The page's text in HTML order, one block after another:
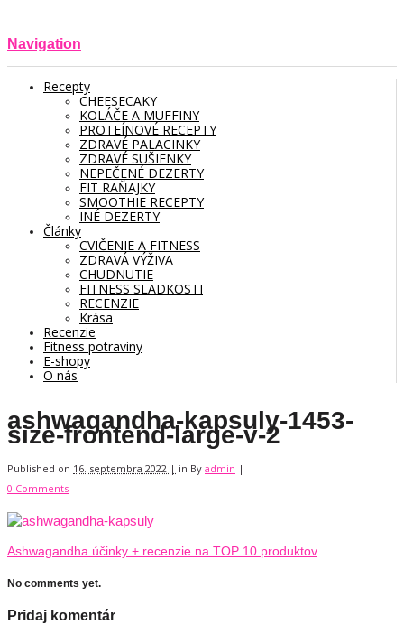
Navigation
Recepty
CHEESECAKY
KOLÁČE A MUFFINY
PROTEÍNOVÉ RECEPTY
ZDRAVÉ PALACINKY
ZDRAVÉ SUŠIENKY
NEPEČENÉ DEZERTY
FIT RAŇAJKY
SMOOTHIE RECEPTY
INÉ DEZERTY
Články
CVIČENIE A FITNESS
ZDRAVÁ VÝŽIVA
CHUDNUTIE
FITNESS SLADKOSTI
RECENZIE
Krása
Recenzie
Fitness potraviny
E-shopy
O nás
ashwagandha-kapsuly-1453-
size-frontend-large-v-2
Published on 16. septembra 2022 | in By admin |
0 Comments
Ashwagandha účinky + recenzie na TOP 10 produktov
No comments yet.
Pridaj komentár